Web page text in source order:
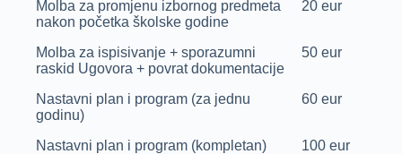
Molba za promjenu izbornog predmeta
nakon početka školske godine
20 eur
Molba za ispisivanje + sporazumni
raskid Ugovora + povrat dokumentacije
50 eur
Nastavni plan i program (za jednu
godinu)
60 eur
Nastavni plan i program (kompletan)
100 eur